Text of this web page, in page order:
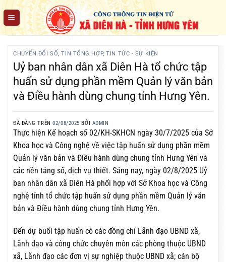
Chuyển
đến
nội
CHUYỂN ĐỔI SỐ,TIN TỔNG HỢP,TIN TỨC - SỰ KIỆN
Uỷ ban nhân dân xã Diên Hà tổ chức tập
huấn sử dụng phần mềm Quản lý văn bản
và Điều hành dùng chung tỉnh Hưng Yên.
ĐÃ ĐĂNG TRÊN02/08/2025 BỞI ADMIN
Thực hiện Kế hoạch số 02/KH-SKHCN ngày 30/7/2025 của Sở
Khoa học và Công nghệ về việc tập huấn sử dụng phần mềm
Quản lý văn bản và Điều hành dùng chung tỉnh Hưng Yên và
các nền tảng số, dịch vụ thiết. Sáng nay, ngày 02/8/2025 Uỷ
ban nhân dân xã Diên Hà phối hợp với Sở Khoa học và Công
nghệ tỉnh tổ chức tập huấn sử dụng phần mềm Quản lý văn
bản và Điều hành dùng chung tỉnh Hưng Yên.
Đến dự buổi tập huấn có các đồng chí Lãnh đạo UBND xã,
Lãnh đạo và công chức chuyên môn các phòng thuộc UBND
xã, Lãnh đạo các đơn vị sự nghiệp thuộc UBND xã; cán bộ